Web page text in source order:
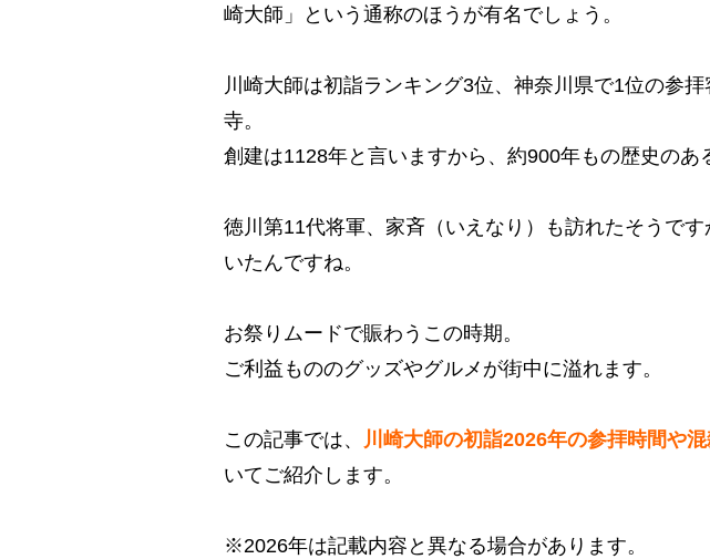
崎大師」という通称のほうが有名でしょう。
川崎大師は初詣ランキング3位、神奈川県で1位の参
寺。
創建は1128年と言いますから、約900年もの歴史のあ
徳川第11代将軍、家斉（いえなり）も訪れたそうで
いたんですね。
お祭りムードで賑わうこの時期。
ご利益もののグッズやグルメが街中に溢れます。
この記事では、 川崎大師の初詣2026年の参拝時間や
いてご紹介します。
※2026年は記載内容と異なる場合があります。